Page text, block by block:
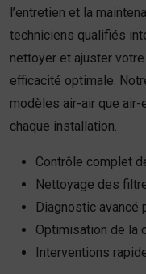
l’entretien et la
techniciens qualifiés
nettoyer et ajuster
efficacité optimale.
modèles air-air que
chaque installation.
Contrôle complet
Nettoyage des
Diagnostic avancé
Optimisation de la
Interventions